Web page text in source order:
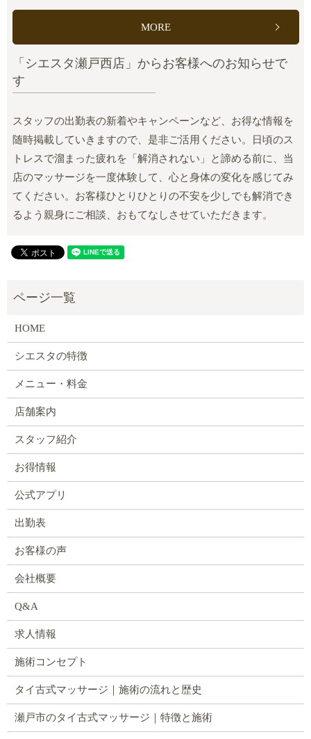
MORE
「シエスタ瀬戸西店」からお客様へのお知らせで
す
スタッフの出勤表の新着やキャンペーンなど、お得な情報を
随時掲載していきますので、是非ご活用ください。日頃のス
トレスで溜まった疲れを「解消されない」と諦める前に、当
店のマッサージを一度体験して、心と身体の変化を感じてみ
てください。お客様ひとりひとりの不安を少しでも解消でき
るよう親身にご相談、おもてなしさせていただきます。
HOME
シエスタの特徴
メニュー・料金
店舗案内
スタッフ紹介
お得情報
公式アプリ
出勤表
お客様の声
会社概要
Q&A
求人情報
施術コンセプト
タイ古式マッサージ｜施術の流れと歴史
瀬戸市のタイ古式マッサージ｜特徴と施術